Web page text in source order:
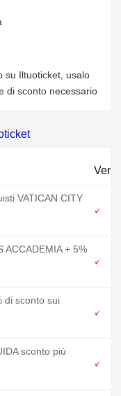
su Iltuoticket, usalo
di sconto necessario
VATICAN CITY
ACCADEMIA + 5%
di sconto sui
sconto più